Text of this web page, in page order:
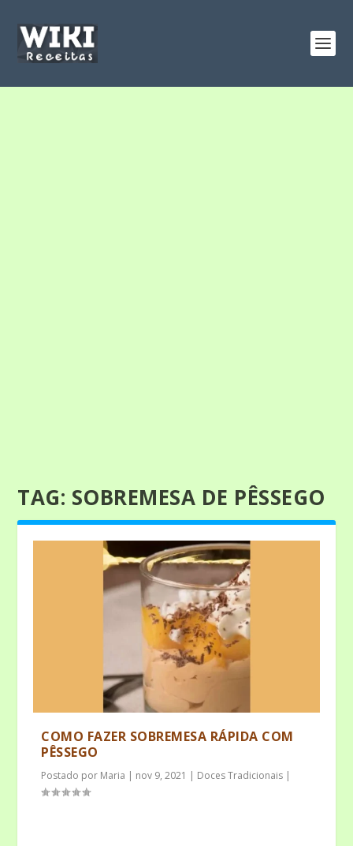
TAG: SOBREMESA DE PÊSSEGO
COMO FAZER SOBREMESA RÁPIDA COM
PÊSSEGO
Postado por Maria | nov 9, 2021 | Doces Tradicionais |